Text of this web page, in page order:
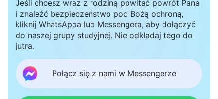
Jeśli chcesz wraz z rodziną powitać powrót Pana
i znaleźć bezpieczeństwo pod Bożą ochroną,
kliknij WhatsAppa lub Messengera, aby dołączyć
do naszej grupy studyjnej. Nie odkładaj tego do
jutra.
Połącz się z nami w Messengerze